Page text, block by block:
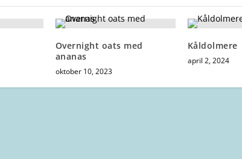
Overnight oats med
ananas
oktober 10, 2023
Kåldolmere
april 2, 2024